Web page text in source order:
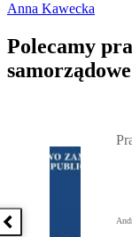
Anna Kawecka
Polecamy
samorządowe
Poprzednia książka